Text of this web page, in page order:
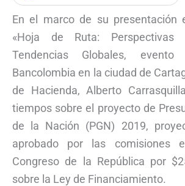
En el marco de su presentación
«Hoja de Ruta: Perspectivas
Tendencias Globales,
Bancolombia en la ciudad de
de Hacienda, Alberto
tiempos sobre el proyecto de
de la Nación (PGN) 2019,
aprobado por las comisiones
Congreso de la República por
sobre la Ley de Financiamiento.